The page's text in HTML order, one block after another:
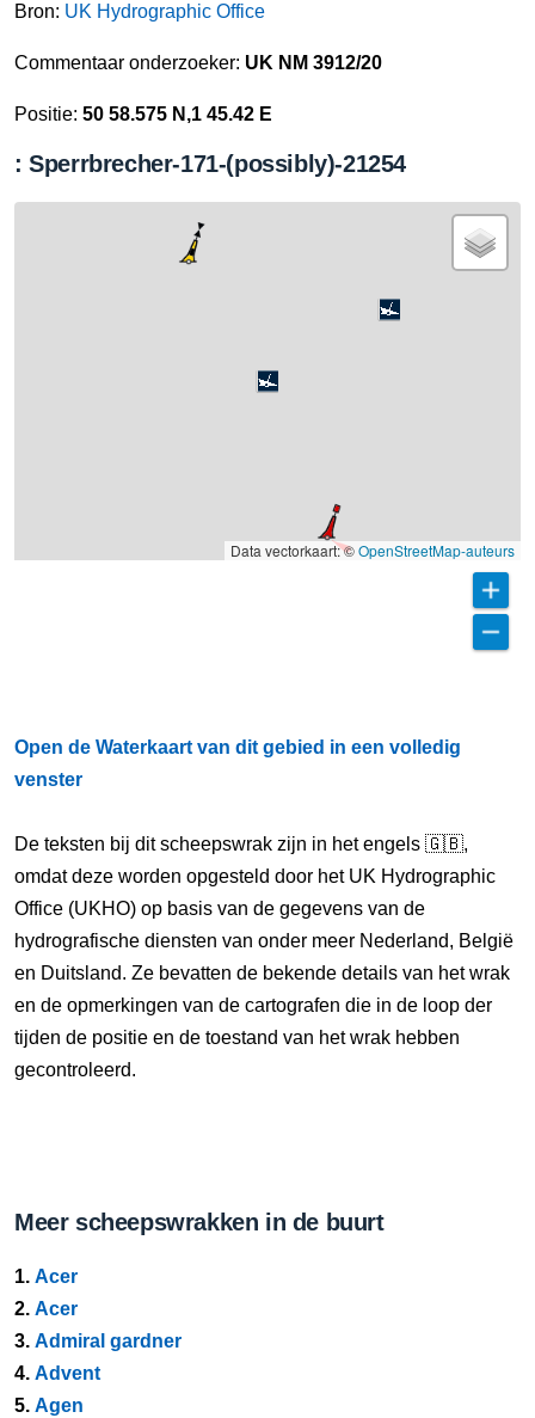
Bron: UK Hydrographic Office
Commentaar onderzoeker: UK NM 3912/20
Positie: 50 58.575 N,1 45.42 E
: Sperrbrecher-171-(possibly)-21254
Data vectorkaart: ©OpenStreetMap-auteurs
Open de Waterkaart van dit gebied in een volledig
venster
De teksten bij dit scheepswrak zijn in het engels 🇬🇧,
omdat deze worden opgesteld door het UK Hydrographic
Office (UKHO) op basis van de gegevens van de
hydrografische diensten van onder meer Nederland, België
en Duitsland. Ze bevatten de bekende details van het wrak
en de opmerkingen van de cartografen die in de loop der
tijden de positie en de toestand van het wrak hebben
gecontroleerd.
Meer scheepswrakken in de buurt
1. Acer
2. Acer
3. Admiral gardner
4. Advent
5. Agen